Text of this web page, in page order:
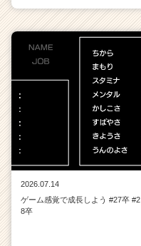
2026.07.14
ゲーム感覚で成長しよう #27卒 #2
8卒